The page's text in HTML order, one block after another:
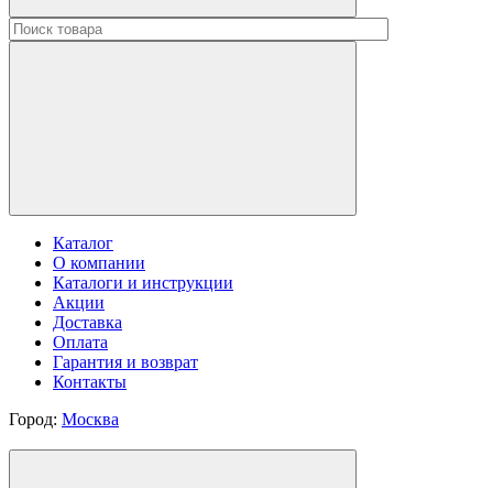
Каталог
О компании
Каталоги и инструкции
Акции
Доставка
Оплата
Гарантия и возврат
Контакты
Город: Москва